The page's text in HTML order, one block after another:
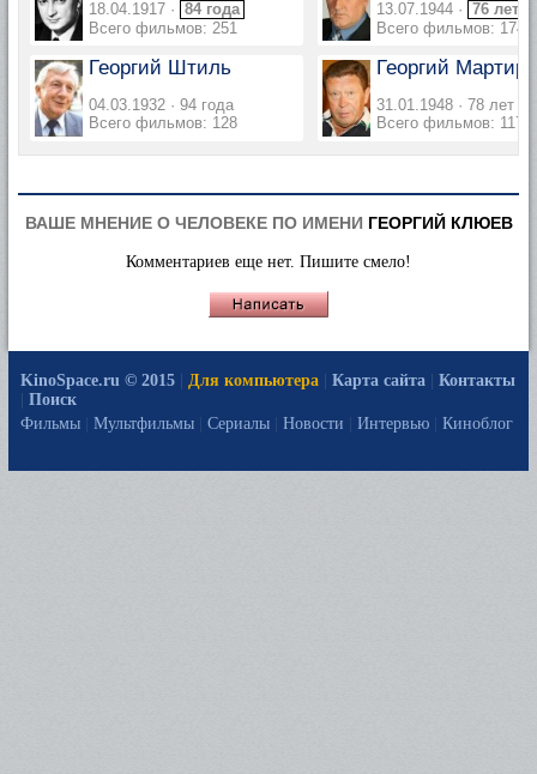
18.04.1917 · 84 года
Всего фильмов: 251
13.07.1944 · 76 лет
Всего фильмов: 174
Георгий Штиль
04.03.1932 · 94 года
Всего фильмов: 128
Георгий
31.01.1948 · 78 лет
Всего фильмов: 117
ВАШЕ МНЕНИЕ О ЧЕЛОВЕКЕ ПО ИМЕНИ ГЕОРГИЙ КЛЮЕВ
Комментариев еще нет. Пишите смело!
KinoSpace.ru © 2015 Для компьютера Карта сайта
Контакты
Поиск
Фильмы
Мультфильмы Сериалы Новости Интервью Киноблог